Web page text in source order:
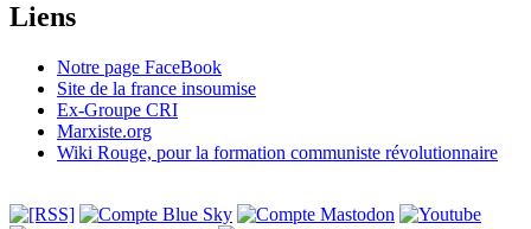
Liens
Notre page FaceBook
Site de la france insoumise
Ex-Groupe CRI
Marxiste.org
Wiki Rouge, pour la formation communiste révolutionnaire